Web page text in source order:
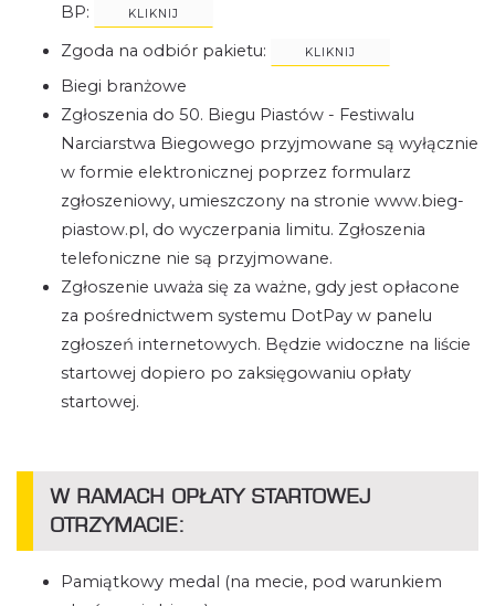
BP:
KLIKNIJ
Zgoda na odbiór pakietu: KLIKNIJ
Biegi branżowe
Zgłoszenia do 50. Biegu Piastów - Festiwalu
Narciarstwa Biegowego przyjmowane są wyłącznie
w formie elektronicznej poprzez formularz
zgłoszeniowy, umieszczony na stronie www.bieg-
piastow.pl, do wyczerpania limitu. Zgłoszenia
telefoniczne nie są przyjmowane.
Zgłoszenie uważa się za ważne, gdy jest opłacone
za pośrednictwem systemu DotPay w panelu
zgłoszeń internetowych. Będzie widoczne na liście
startowej dopiero po zaksięgowaniu opłaty
startowej.
W RAMACH OPŁATY STARTOWEJ
OTRZYMACIE:
Pamiątkowy medal (na mecie, pod warunkiem